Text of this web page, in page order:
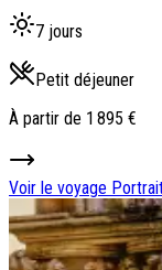
7 jours
Petit déjeuner
À partir de 1 895 €
Voir le voyage